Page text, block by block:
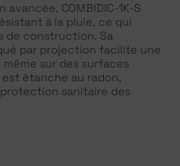
COMBIDIC-1K-S
à la pluie, ce qui
de construction. Sa
par projection facilite une
sur des surfaces
étanche au radon,
sanitaire des